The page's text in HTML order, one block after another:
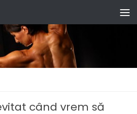
când vrem să